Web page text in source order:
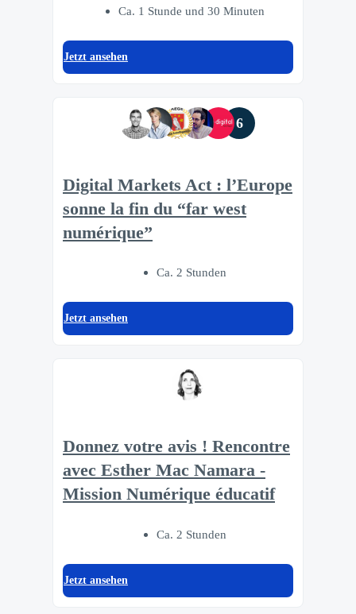
Ca. 1 Stunde und 30 Minuten
Jetzt ansehen
6
Digital Markets Act : l’Europe
sonne la fin du “far west
numérique”
Ca. 2 Stunden
Jetzt ansehen
Donnez votre avis ! Rencontre
avec Esther Mac Namara -
Mission Numérique éducatif
Ca. 2 Stunden
Jetzt ansehen